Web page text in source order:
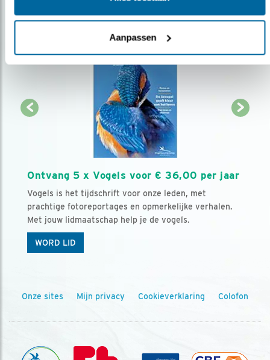
Aanpassen
Ontvang 5 x Vogels voor € 36,00 per jaar
Vogels is het tijdschrift voor onze leden, met
prachtige fotoreportages en opmerkelijke verhalen.
Met jouw lidmaatschap help je de vogels.
WORD LID
Onze sites Mijn privacy Cookieverklaring Colofon